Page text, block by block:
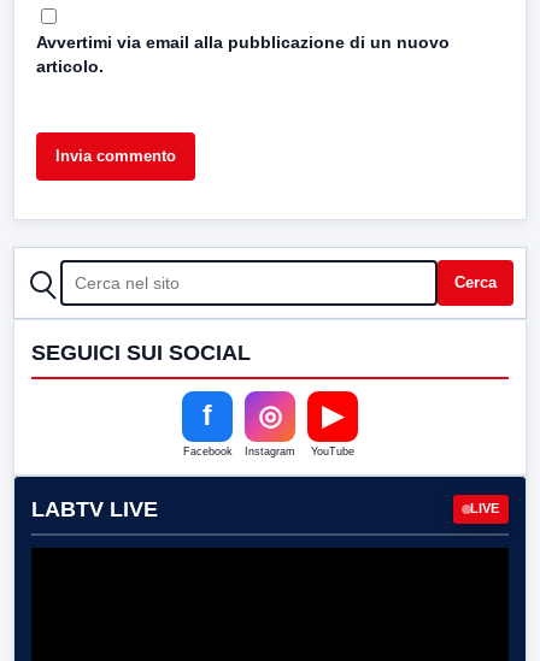
Avvertimi via email alla pubblicazione di un nuovo
articolo.
CERCA Cerca
SEGUICI SUI SOCIAL
f
Facebook
◎
Instagram
▶
YouTube
LABTV LIVE LIVE